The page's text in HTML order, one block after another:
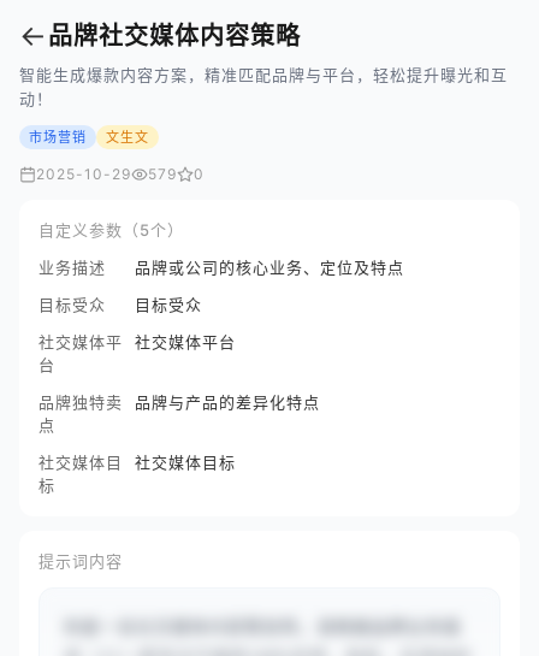
← 品牌社交媒体内容策略
智能生成爆款内容方案，精准匹配品牌与平台，轻松提升曝光和互
动！
市场营销 文生文
2025-10-29 579 0
自定义参数（5个）
业务描述
品牌或公司的核心业务、定位及特点
目标受众
目标受众
社交媒体平
台
社交媒体平台
品牌独特卖
点
品牌与产品的差异化特点
社交媒体目
标
社交媒体目标
提示词内容